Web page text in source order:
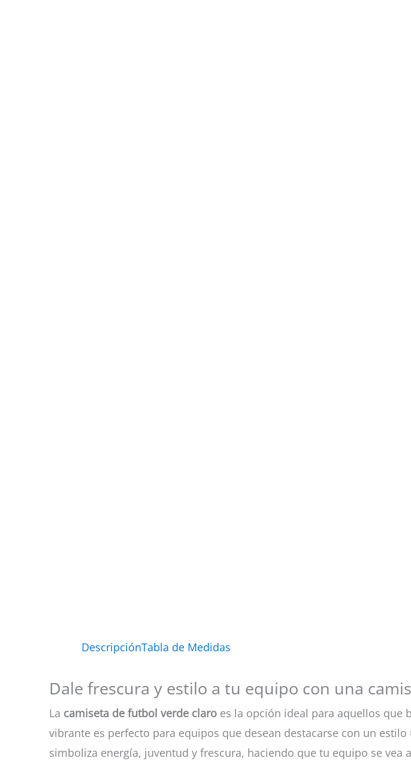
DescripciónTabla de Medidas
Dale frescura y estilo a tu equipo con una
La camiseta de futbol verde claro es la opción ideal para aquellos que
vibrante es perfecto para equipos que desean destacarse con un
simboliza energía, juventud y frescura, haciendo que tu equipo se vea